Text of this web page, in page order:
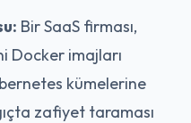
Bir SaaS firması,
Docker imajları
kümelerine
zafiyet taraması